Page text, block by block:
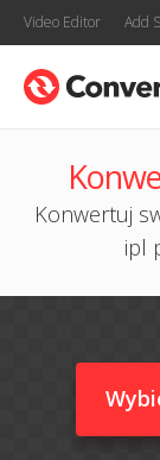
Video Editor Add
Konwertuj
ipl